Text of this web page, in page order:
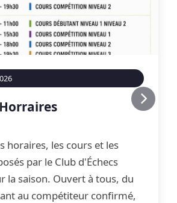
horaires, les cours et les
par le Club d'Échecs
la saison. Ouvert à tous, du
au compétiteur confirmé,